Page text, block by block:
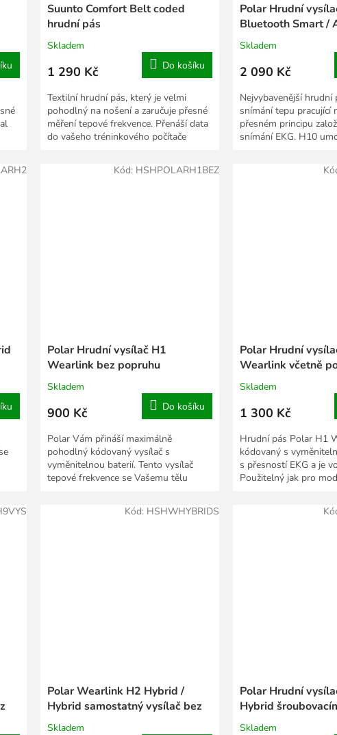
Suunto Comfort Belt coded
hrudní pás
Skladem
1 290 Kč Do košíku
Textilní hrudní pás, který je velmi
pohodlný na nošení a zaručuje přesné
měření tepové frekvence. Přenáší data
do vašeho tréninkového počítače
Polar Hrudní
Bluetooth Smart /
SoftStrap black
Skladem
2 090 Kč
Nejvybavenější hrudní
snímání tepu pracující
přesném principu
snímání EKG. H10
Polar Hrudní vysílač H1
Wearlink bez popruhu
Skladem
900 Kč Do košíku
Polar Vám přináší maximálně
pohodlný kódovaný vysílač s
vyměnitelnou baterií. Tento vysílač
tepové frekvence se Vašemu tělu
Kód: HSHPOLARH1BEZ
Polar Hrudní
Wearlink včetně
Skladem
1 300 Kč
Hrudní pás Polar H1
kódovaný s
s přesností EKG a je
Použitelný jak pro
Polar Wearlink H2 Hybrid /
Hybrid samostatný vysílač bez
popruhu
Skladem
Kód: HSHWHYBRIDS
Polar Hrudní
Hybrid
včetně popruhu
Skladem